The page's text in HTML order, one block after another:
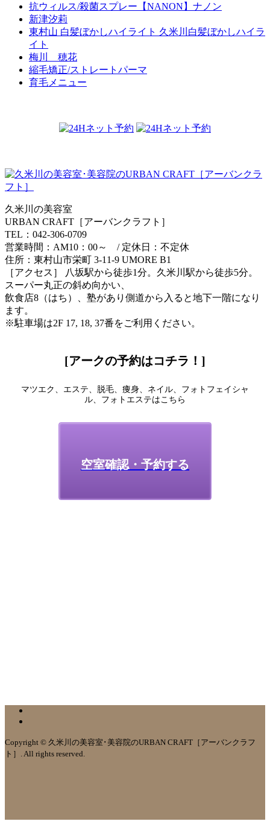
抗ウィルス/殺菌スプレー【NANON】ナノン
新津汐莉
東村山 白髪ぼかしハイライト 久米川白髪ぼかしハイラ
イト
梅川 穂花
縮毛矯正/ストレートパーマ
育毛メニュー
久米川の美容室
URBAN CRAFT［アーバンクラフト］
TEL：042-306-0709
営業時間：AM10：00～ / 定休日：不定休
住所：東村山市栄町 3-11-9 UMORE B1
［アクセス］ 八坂駅から徒歩1分。久米川駅から徒歩5分。
スーパー丸正の斜め向かい、
飲食店8（はち）、塾があり側道から入ると地下一階になり
ます。
※駐車場は2F 17, 18, 37番をご利用ください。
[アークの予約はコチラ！]
マツエク、エステ、脱毛、痩身、ネイル、フォトフェイシャ
ル、フォトエステはこちら
空室確認・予約する
Copyright © 久米川の美容室･美容院のURBAN CRAFT［アーバンクラフ
ト］. All rights reserved.